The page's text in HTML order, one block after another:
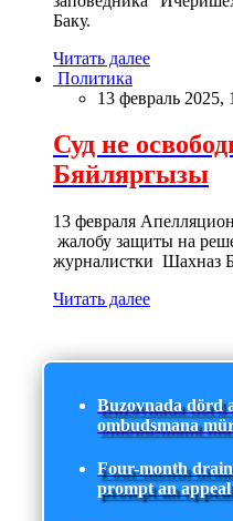
Баку.
Читать далее
Политика
13 февраль 2025,
Суд не
Бяйляргызы
13 февраля
жалобу защиты на
журналистки Шахназ
Читать далее
Buzovnada dörd
ombudsmana
Four-month
prompt an